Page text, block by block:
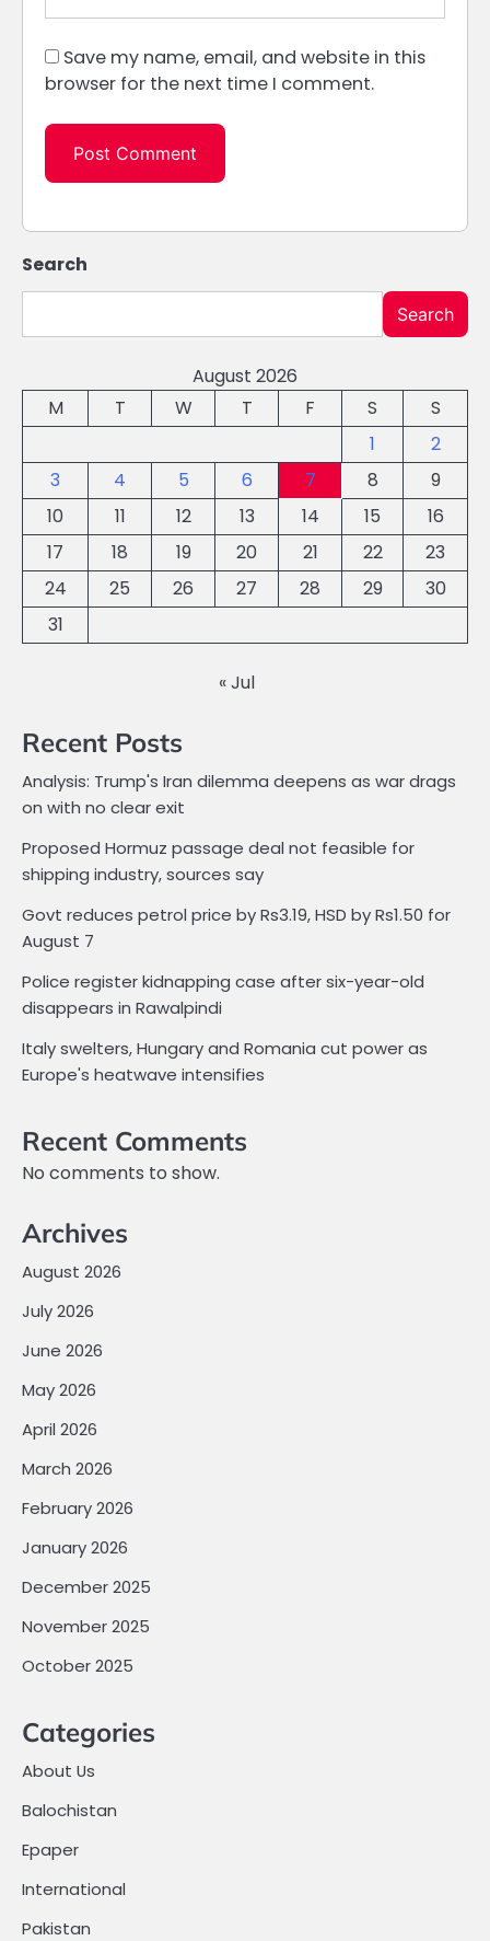
Save my name, email, and website in this
browser for the next time I comment.
Search
Search
August 2026
M
T W T F S
S
1
2
3
4 5 6 7 8
9
10
11 12 13 14 15
16
17
18 19 20 21 22
23
24
25 26 27 28 29
30
31
« Jul
Recent Posts
Analysis: Trump's Iran dilemma deepens as war drags
on with no clear exit
Proposed Hormuz passage deal not feasible for
shipping industry, sources say
Govt reduces petrol price by Rs3.19, HSD by Rs1.50 for
August 7
Police register kidnapping case after six-year-old
disappears in Rawalpindi
Italy swelters, Hungary and Romania cut power as
Europe's heatwave intensifies
Recent Comments
No comments to show.
Archives
August 2026
July 2026
June 2026
May 2026
April 2026
March 2026
February 2026
January 2026
December 2025
November 2025
October 2025
Categories
About Us
Balochistan
Epaper
International
Pakistan